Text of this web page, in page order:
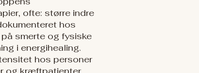
ofte: større indre
hos
smerte og fysiske
i energihealing.
hos personer